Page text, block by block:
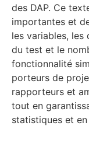
des DAP. Ce
importantes et
les variables, les
du test et le
fonctionnalité
porteurs de
rapporteurs et
tout en
statistiques et